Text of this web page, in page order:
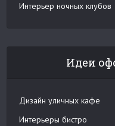
Интерьер ночных клубов
Идеи
Дизайн уличных кафе
Интерьеры бистро